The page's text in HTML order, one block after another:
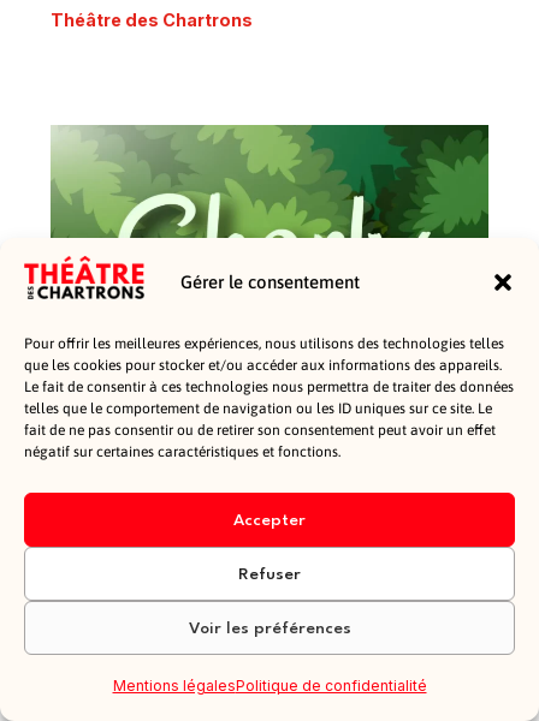
Gérer le consentement
Pour offrir les meilleures expériences, nous utilisons des technologies telles
que les cookies pour stocker et/ou accéder aux informations des appareils.
Le fait de consentir à ces technologies nous permettra de traiter des données
telles que le comportement de navigation ou les ID uniques sur ce site. Le
fait de ne pas consentir ou de retirer son consentement peut avoir un effet
négatif sur certaines caractéristiques et fonctions.
Accepter
Refuser
Voir les préférences
Mentions légalesPolitique de confidentialité
Théâtre des Chartrons